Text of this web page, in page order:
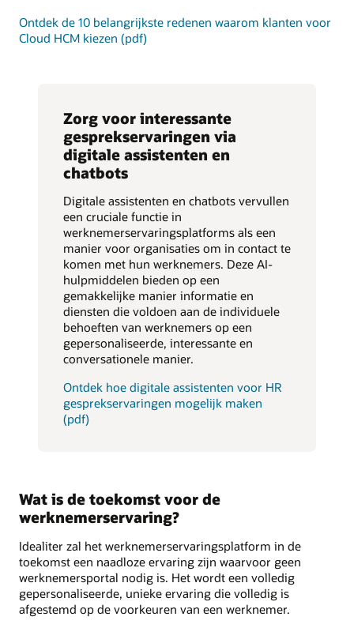
Ontdek de 10 belangrijkste redenen waarom klanten voor
Cloud HCM kiezen (pdf)
Zorg voor interessante
gesprekservaringen via
digitale assistenten en
chatbots
Digitale assistenten en chatbots vervullen
een cruciale functie in
werknemerservaringsplatforms als een
manier voor organisaties om in contact te
komen met hun werknemers. Deze AI-
hulpmiddelen bieden op een
gemakkelijke manier informatie en
diensten die voldoen aan de individuele
behoeften van werknemers op een
gepersonaliseerde, interessante en
conversationele manier.
Ontdek hoe digitale assistenten voor HR
gesprekservaringen mogelijk maken
(pdf)
Wat is de toekomst voor de
werknemerservaring?
Idealiter zal het werknemerservaringsplatform in de
toekomst een naadloze ervaring zijn waarvoor geen
werknemersportal nodig is. Het wordt een volledig
gepersonaliseerde, unieke ervaring die volledig is
afgestemd op de voorkeuren van een werknemer.